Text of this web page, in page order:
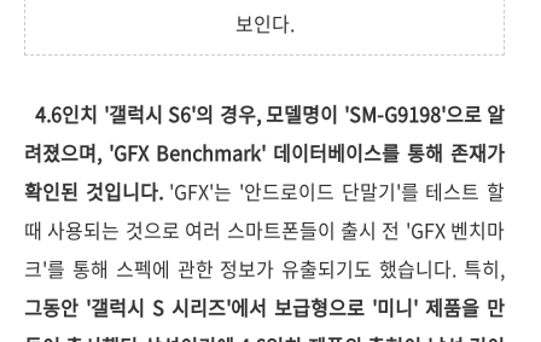
보인다.
4.6인치 '갤럭시 S6'의 경우, 모델명이 'SM-G9198'으로 알
려졌으며, 'GFX Benchmark' 데이터베이스를 통해 존재가
확인된 것입니다.'GFX'는 '안드로이드 단말기'를 테스트 할
때 사용되는 것으로 여러 스마트폰들이 출시 전 'GFX 벤치마
크'를 통해 스펙에 관한 정보가 유출되기도 했습니다. 특히,
그동안 '갤럭시 S 시리즈'에서 보급형으로 '미니' 제품을 만